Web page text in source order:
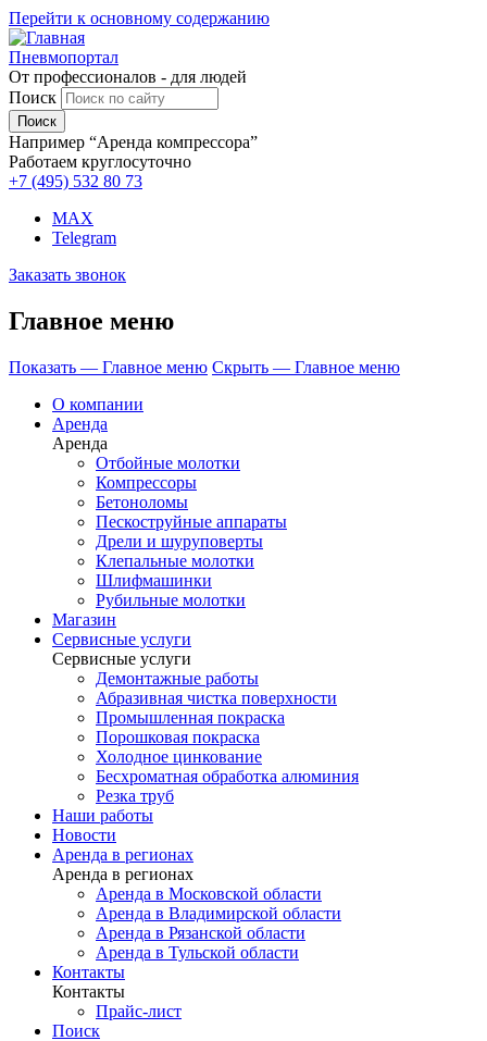
Перейти к основному содержанию
Пневмопортал
От профессионалов - для людей
Поиск
Например “Аренда компрессора”
Работаем круглосуточно
+7 (495) 532 80 73
MAX
Telegram
Заказать звонок
Главное меню
Показать — Главное меню Скрыть — Главное меню
О компании
Аренда
Аренда
Отбойные молотки
Компрессоры
Бетоноломы
Пескоструйные аппараты
Дрели и шуруповерты
Клепальные молотки
Шлифмашинки
Рубильные молотки
Магазин
Сервисные услуги
Сервисные услуги
Демонтажные работы
Абразивная чистка поверхности
Промышленная покраска
Порошковая покраска
Холодное цинкование
Бесхроматная обработка алюминия
Резка труб
Наши работы
Новости
Аренда в регионах
Аренда в регионах
Аренда в Московской области
Аренда в Владимирской области
Аренда в Рязанской области
Аренда в Тульской области
Контакты
Контакты
Прайс-лист
Поиск